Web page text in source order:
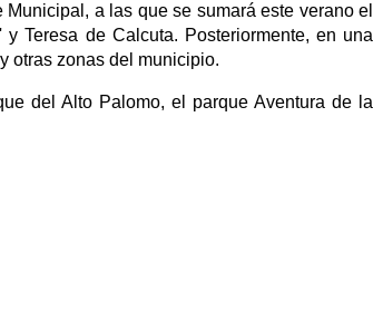
a las que se sumará este verano el
Teresa de Calcuta. Posteriormente, en una
otras zonas del municipio.
del Alto Palomo, el parque Aventura de la